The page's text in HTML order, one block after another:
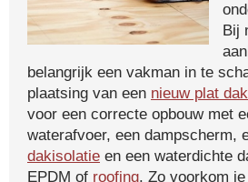
Bij
belangrijk een vakman in te
plaatsing van een nieuw plat dak
voor een correcte opbouw met
waterafvoer, een dampscherm,
dakisolatie en een waterdichte
EPDM of roofing. Zo voorkom